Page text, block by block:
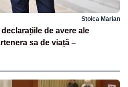
Stoica Marian
de avere ale
sa de viață –